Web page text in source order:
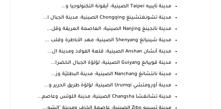
مدينة تايبيه Taipei الصينية: أيقونة التكنولوجيا و...
مدينة تشونغتشينغ Chongqing الصينية: مدينة الجبال ا...
مدينة نانجينغ Nanjing الصينية: العاصمة العريقة وقل...
مدينة شينيانغ Shenyang الصينية: مهد الأباطرة وقلب ...
مدينة أنشان Anshan الصينية: قلعة الفولاذ ومدينة ال...
مدينة قوييانغ Guiyang الصينية: لؤلؤة الجبال الخضرا...
مدينة نانتشانغ Nanchang الصينية: مدينة البطليّة وز...
مدينة أورومتشي Urumqi الصينية: لؤلؤة طريق الحرير و...
مدينة تشانغشا Changsha الصينية: مدينة اللوتس وعاصم...